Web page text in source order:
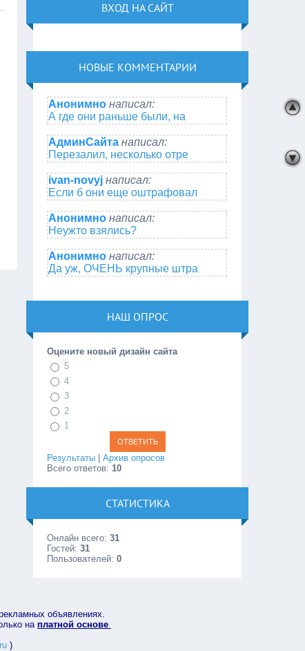
ВХОД НА САЙТ
НОВЫЕ КОММЕНТАРИИ
Анонимно написал:
А где они раньше были, на
АдминСайта написал:
Перезалил, несколько отре
ivan-novyj написал:
Если б они еще оштрафовал
Анонимно написал:
Неужто взялись?
Анонимно написал:
Да уж, ОЧЕНЬ крупные штра
НАШ ОПРОС
Оцените новый дизайн сайта
5
4
3
2
1
Результаты |Архив опросов
Всего ответов: 10
СТАТИСТИКА
Онлайн всего:31
Гостей:31
Пользователей:0
объявлениях.
на платной основе
)